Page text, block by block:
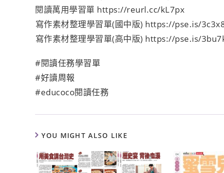
閱讀萬用學習單 https://reurl.cc/kL7px
️寫作素材整理學習單(國中版) https://pse.is/
️寫作素材整理學習單(高中版) https://pse.is/
#閱讀任務學習單
#好讀周報
#educoco閱讀任務
YOU MIGHT ALSO LIKE